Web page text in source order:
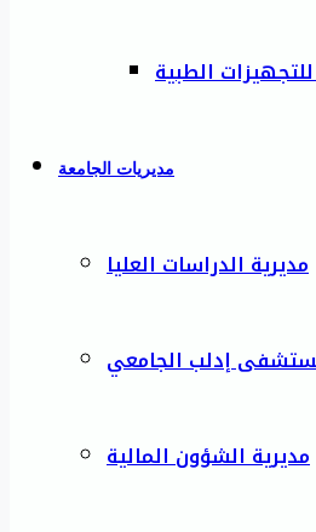
الطبية
مديريات الجامعة
مديرية الدراسات العليا
إدلب الجامعي
مديرية الشؤون المالية